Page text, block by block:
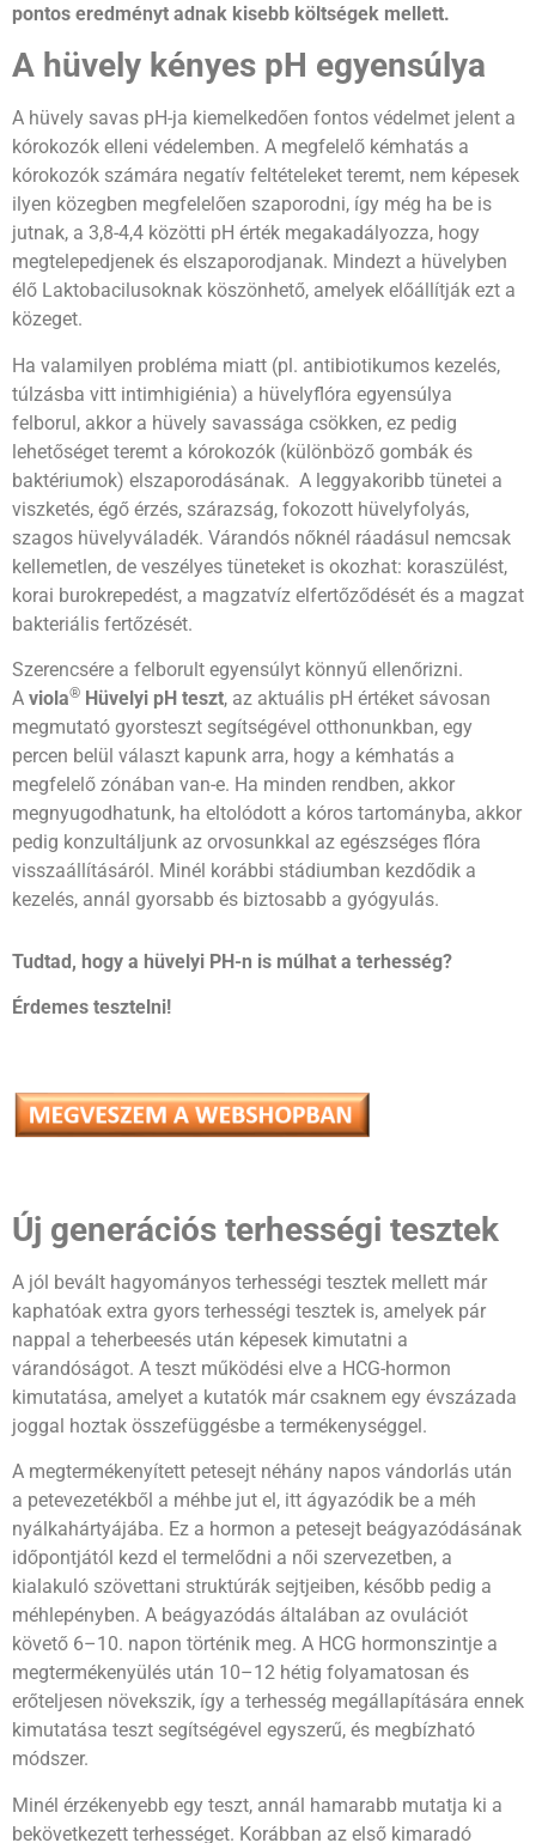
pontos eredményt adnak kisebb költségek mellett.
A hüvely kényes pH egyensúlya
A hüvely savas pH-ja kiemelkedően fontos védelmet jelent a
kórokozók elleni védelemben. A megfelelő kémhatás a
kórokozók számára negatív feltételeket teremt, nem képesek
ilyen közegben megfelelően szaporodni, így még ha be is
jutnak, a 3,8-4,4 közötti pH érték megakadályozza, hogy
megtelepedjenek és elszaporodjanak. Mindezt a hüvelyben
élő Laktobacilusoknak köszönhető, amelyek előállítják ezt a
közeget.
Ha valamilyen probléma miatt (pl. antibiotikumos kezelés,
túlzásba vitt intimhigiénia) a hüvelyflóra egyensúlya
felborul, akkor a hüvely savassága csökken, ez pedig
lehetőséget teremt a kórokozók (különböző gombák és
baktériumok) elszaporodásának. A leggyakoribb tünetei a
viszketés, égő érzés, szárazság, fokozott hüvelyfolyás,
szagos hüvelyváladék. Várandós nőknél ráadásul nemcsak
kellemetlen, de veszélyes tüneteket is okozhat: koraszülést,
korai burokrepedést, a magzatvíz elfertőződését és a magzat
bakteriális fertőzését.
Szerencsére a felborult egyensúlyt könnyű ellenőrizni.
A viola® Hüvelyi pH teszt, az aktuális pH értéket sávosan
megmutató gyorsteszt segítségével otthonunkban, egy
percen belül választ kapunk arra, hogy a kémhatás a
megfelelő zónában van-e. Ha minden rendben, akkor
megnyugodhatunk, ha eltolódott a kóros tartományba, akkor
pedig konzultáljunk az orvosunkkal az egészséges flóra
visszaállításáról. Minél korábbi stádiumban kezdődik a
kezelés, annál gyorsabb és biztosabb a gyógyulás.
Tudtad, hogy a hüvelyi PH-n is múlhat a terhesség?
Érdemes tesztelni!
Új generációs terhességi tesztek
A jól bevált hagyományos terhességi tesztek mellett már
kaphatóak extra gyors terhességi tesztek is, amelyek pár
nappal a teherbeesés után képesek kimutatni a
várandóságot. A teszt működési elve a HCG-hormon
kimutatása, amelyet a kutatók már csaknem egy évszázada
joggal hoztak összefüggésbe a termékenységgel.
A megtermékenyített petesejt néhány napos vándorlás után
a petevezetékből a méhbe jut el, itt ágyazódik be a méh
nyálkahártyájába. Ez a hormon a petesejt beágyazódásának
időpontjától kezd el termelődni a női szervezetben, a
kialakuló szövettani struktúrák sejtjeiben, később pedig a
méhlepényben. A beágyazódás általában az ovulációt
követő 6–10. napon történik meg. A HCG hormonszintje a
megtermékenyülés után 10–12 hétig folyamatosan és
erőteljesen növekszik, így a terhesség megállapítására ennek
kimutatása teszt segítségével egyszerű, és megbízható
módszer.
Minél érzékenyebb egy teszt, annál hamarabb mutatja ki a
bekövetkezett terhességet. Korábban az első kimaradó